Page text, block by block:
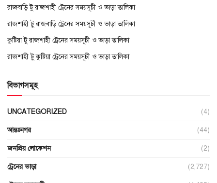
রাজবাড়ি টু রাজশাহী ট্রেনের সময়সূচী ও ভাড়া তালিকা
রাজশাহী টু রাজবাড়ি ট্রেনের সময়সূচী ও ভাড়া তালিকা
কুষ্টিয়া টু রাজশাহী ট্রেনের সময়সূচী ও ভাড়া তালিকা
রাজশাহী টু কুষ্টিয়া ট্রেনের সময়সূচী ও ভাড়া তালিকা
বিভাগসমূহ
UNCATEGORIZED (4)
আন্তঃনগর (44)
জনপ্রিয় লোকেশন (2)
ট্রেনের ভাড়া (2,727)